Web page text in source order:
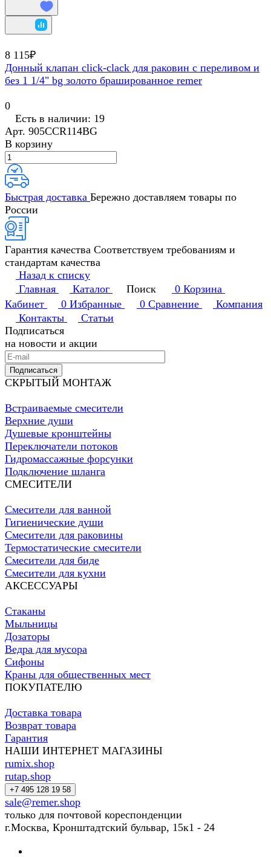
8 115₽
Донный клапан click-clack для раковин с переливом и
без 1 1/4" bg золото брашированное remer
0
Есть в наличии: 19
Арт. 905CCR114BG
В корзину
Быстрая доставка Бережно доставляем товары по
России
Гарантия качества Соответствуем требованиям и
стандартам качества
Назад к списку
Главная
Каталог Поиск 0 Корзина
Кабинет
0 Избранные 0 Сравнение
Компания
Контакты
Статьи
Подписаться
на новости и акции
Подписаться
СКРЫТЫЙ МОНТАЖ
Встраиваемые смесители
Верхние души
Душевые кронштейны
Переключатели потоков
Гидромассажные форсунки
Подключение шланга
СМЕСИТЕЛИ
Смесители для ванной
Гигиенические души
Смесители для раковины
Термостатические смесители
Смесители для биде
Смесители для кухни
АКСЕССУАРЫ
Стаканы
Мыльницы
Дозаторы
Ведра для мусора
Сифоны
Краны для общественных мест
ПОКУПАТЕЛЮ
Доставка товара
Возврат товара
Гарантия
НАШИ ИНТЕРНЕТ МАГАЗИНЫ
rumix.shop
rutap.shop
+7 495 128 19 58
sale@remer.shop
только для почтовой кореспонденции
г.Москва, Кронштадтский бульвар, 15к1 - 24